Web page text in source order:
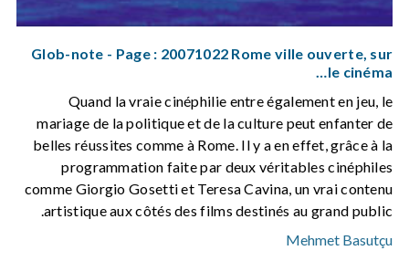
Glob-note - Page : 20071022 Rome ville ouverte, sur
le cinéma…
Quand la vraie cinéphilie entre également en jeu, le
mariage de la politique et de la culture peut enfanter de
belles réussites comme à Rome. Il y a en effet, grâce à la
programmation faite par deux véritables cinéphiles
comme Giorgio Gosetti et Teresa Cavina, un vrai contenu
artistique aux côtés des films destinés au grand public.
Mehmet Basutçu